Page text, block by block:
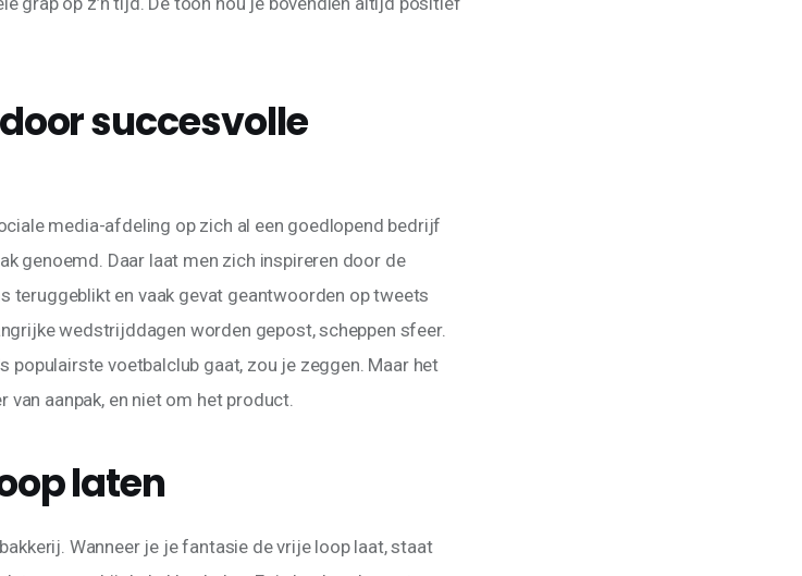
succesvolle
media-afdeling op zich al een goedlopend bedrijf
genoemd. Daar laat men zich inspireren door de
teruggeblikt en vaak gevat geantwoorden op tweets
wedstrijddagen worden gepost, scheppen sfeer.
populairste voetbalclub gaat, zou je zeggen. Maar het
van aanpak, en niet om het product.
laten
Wanneer je je fantasie de vrije loop laat, staat